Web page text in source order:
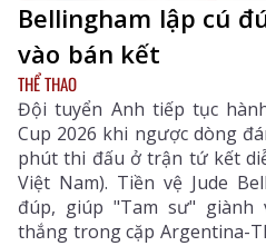
Bellingham lập cú
vào bán kết
THỂ THAO
Đội tuyển Anh tiếp tục
Cup 2026 khi ngược dòng
phút thi đấu ở trận tứ kết
Việt Nam). Tiền vệ Jude
đúp, giúp "Tam sư"
thắng trong cặp Argentina-